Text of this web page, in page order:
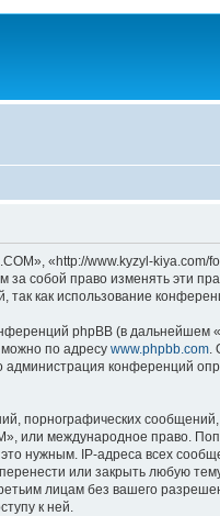
«http://www.kyzyl-
собой право изменять эти
как использование
phpBB (в дальнейшем
по адресу www.phpbb.com
конференций
порнографических
или международное право.
нужным. IP-адреса всех
или закрыть любую
лицам без вашего
к ней.